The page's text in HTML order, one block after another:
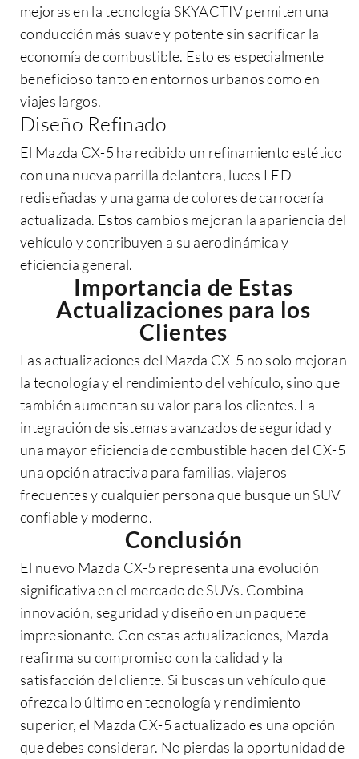
mejoras en la tecnología SKYACTIV permiten una
conducción más suave y potente sin sacrificar la
economía de combustible. Esto es especialmente
beneficioso tanto en entornos urbanos como en
viajes largos.
Diseño Refinado
El Mazda CX-5 ha recibido un refinamiento estético
con una nueva parrilla delantera, luces LED
rediseñadas y una gama de colores de carrocería
actualizada. Estos cambios mejoran la apariencia del
vehículo y contribuyen a su aerodinámica y
eficiencia general.
Importancia de Estas
Actualizaciones para los
Clientes
Las actualizaciones del Mazda CX-5 no solo mejoran
la tecnología y el rendimiento del vehículo, sino que
también aumentan su valor para los clientes. La
integración de sistemas avanzados de seguridad y
una mayor eficiencia de combustible hacen del CX-5
una opción atractiva para familias, viajeros
frecuentes y cualquier persona que busque un SUV
confiable y moderno.
Conclusión
El nuevo Mazda CX-5 representa una evolución
significativa en el mercado de SUVs. Combina
innovación, seguridad y diseño en un paquete
impresionante. Con estas actualizaciones, Mazda
reafirma su compromiso con la calidad y la
satisfacción del cliente. Si buscas un vehículo que
ofrezca lo último en tecnología y rendimiento
superior, el Mazda CX-5 actualizado es una opción
que debes considerar. No pierdas la oportunidad de